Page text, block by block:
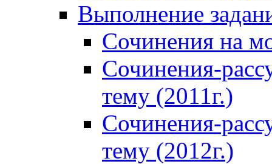
Выполнение
Сочинения на
Сочинения-
тему (2011г.)
Сочинения-
тему (2012г.)